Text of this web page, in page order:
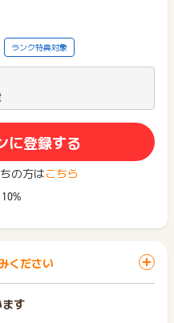
ランク特典対象
に登録する
の方はこちら
10%
ください
す